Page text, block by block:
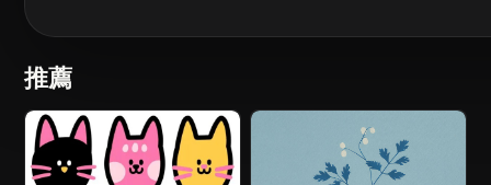
推薦